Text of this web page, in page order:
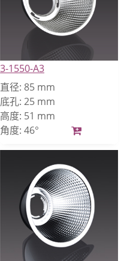
3-1550-A3
直径: 85 mm
底孔: 25 mm
高度: 51 mm
角度: 46°